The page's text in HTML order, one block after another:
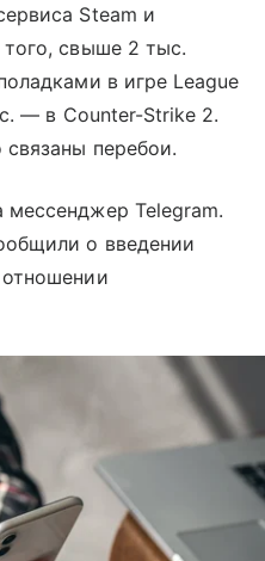
Steam и
свыше 2 тыс.
в игре League
— в Counter-Strike 2.
перебои.
Telegram.
о введении